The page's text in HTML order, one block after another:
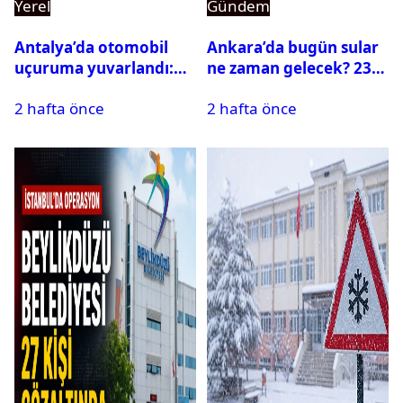
Yerel
Antalya’da otomobil
uçuruma yuvarlandı:
var
2 hafta önce
Gündem
Ankara’da bugün sular
ne zaman gelecek? 23
su kesintisi sorgulama
2 hafta önce